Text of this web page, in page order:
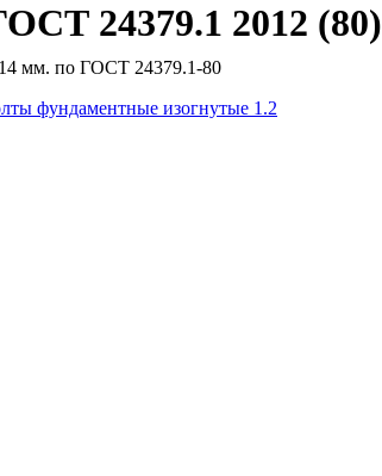
24379.1 2012 (80)
мм. по ГОСТ 24379.1-80
фундаментные изогнутые 1.2